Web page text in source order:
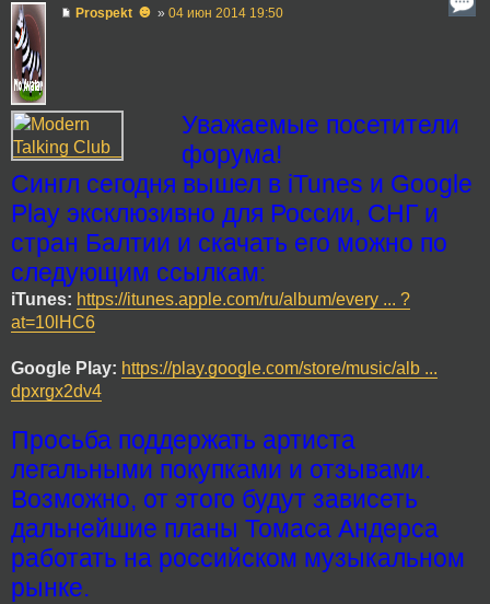
Prospekt ☻ » 04 июн 2014 19:50
Уважаемые посетители
форума!
Сингл сегодня вышел в iTunes и Google
Play эксклюзивно для России, СНГ и
стран Балтии и скачать его можно по
следующим ссылкам:
iTunes: https://itunes.apple.com/ru/album/every ... ?
at=10lHC6
Google Play: https://play.google.com/store/music/alb ...
dpxrgx2dv4
Просьба поддержать артиста
легальными покупками и отзывами.
Возможно, от этого будут зависеть
дальнейшие планы Томаса Андерса
работать на российском музыкальном
рынке.